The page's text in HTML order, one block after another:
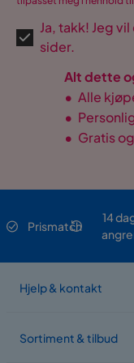
Ja, takk! Jeg
sider.
Alt dette
• Alle
•
• Gratis
Prismatch
14
Hjelp & kontakt
Sortiment & tilbud